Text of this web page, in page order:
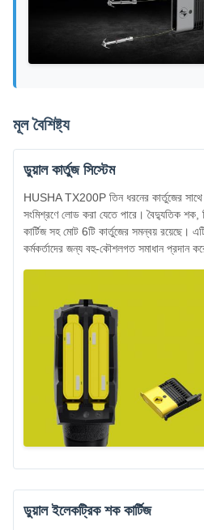
মূল বৈশিষ্ট্য
ডুয়াল কার্তুজ সিস্টেম
HUSHA TX200P তিন ধরনের কার্তুজের সাথে
সংমিশ্রণে লোড করা যেতে পারে। বৈদ্যুতিক শক,
কার্টিজ সহ মোট 6টি কার্তুজের সমন্বয় রয়েছে।
কর্মকর্তাদের জন্য বহু-কৌশলগত সমাধান প্রদান
ডুয়াল ইলেকট্রিক শক কার্টিজ